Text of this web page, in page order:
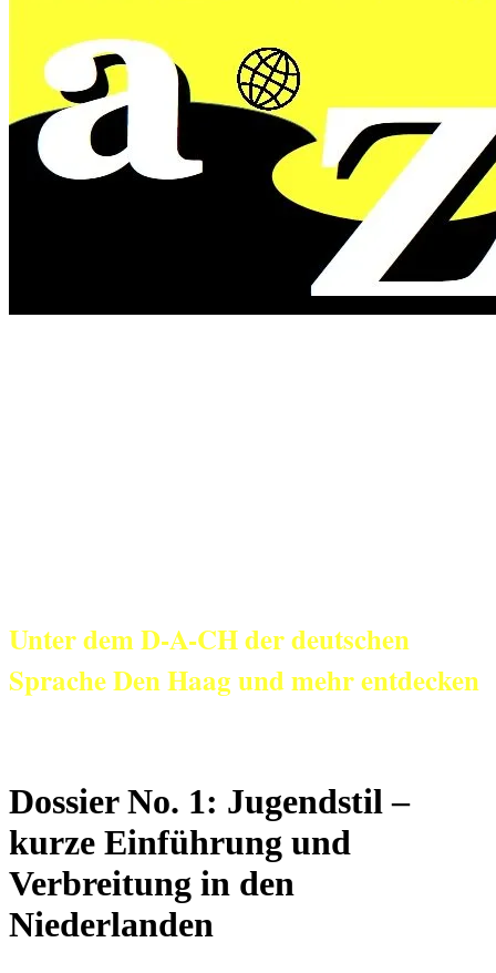
Unter dem D-A-CH der deutschen
Sprache Den Haag und mehr entdecken
Dossier No. 1: Jugendstil –
kurze Einführung und
Verbreitung in den
Niederlanden